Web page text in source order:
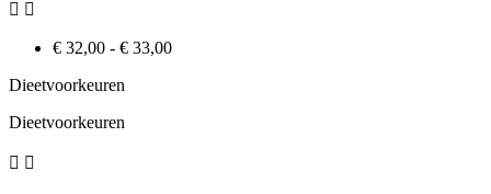
 
€ 32,00 - € 33,00
Dieetvoorkeuren
Dieetvoorkeuren
 